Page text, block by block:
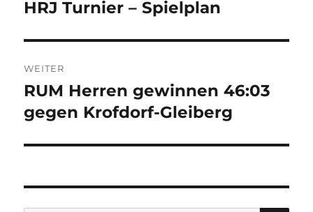
Vorheriger
HRJ Turnier – Spielplan
WEITER
Nächster
Beitrag:
RUM Herren gewinnen 46:03
gegen Krofdorf-Gleiberg